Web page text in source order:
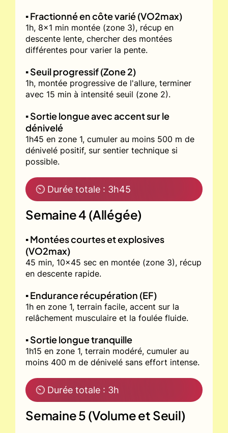
▪️ Fractionné en côte varié (VO2max)
1h, 8x1 min montée (zone 3), récup en
descente lente, chercher des montées
différentes pour varier la pente.
▪️ Seuil progressif (Zone 2)
1h, montée progressive de l'allure, terminer
avec 15 min à intensité seuil (zone 2).
▪️ Sortie longue avec accent sur le
dénivelé
1h45 en zone 1, cumuler au moins 500 m de
dénivelé positif, sur sentier technique si
possible.
⏲ Durée totale : 3h45
Semaine 4 (Allégée)
▪️ Montées courtes et explosives
(VO2max)
45 min, 10x45 sec en montée (zone 3), récup
en descente rapide.
▪️ Endurance récupération (EF)
1h en zone 1, terrain facile, accent sur la
relâchement musculaire et la foulée fluide.
▪️ Sortie longue tranquille
1h15 en zone 1, terrain modéré, cumuler au
moins 400 m de dénivelé sans effort intense.
⏲ Durée totale : 3h
Semaine 5 (Volume et Seuil)